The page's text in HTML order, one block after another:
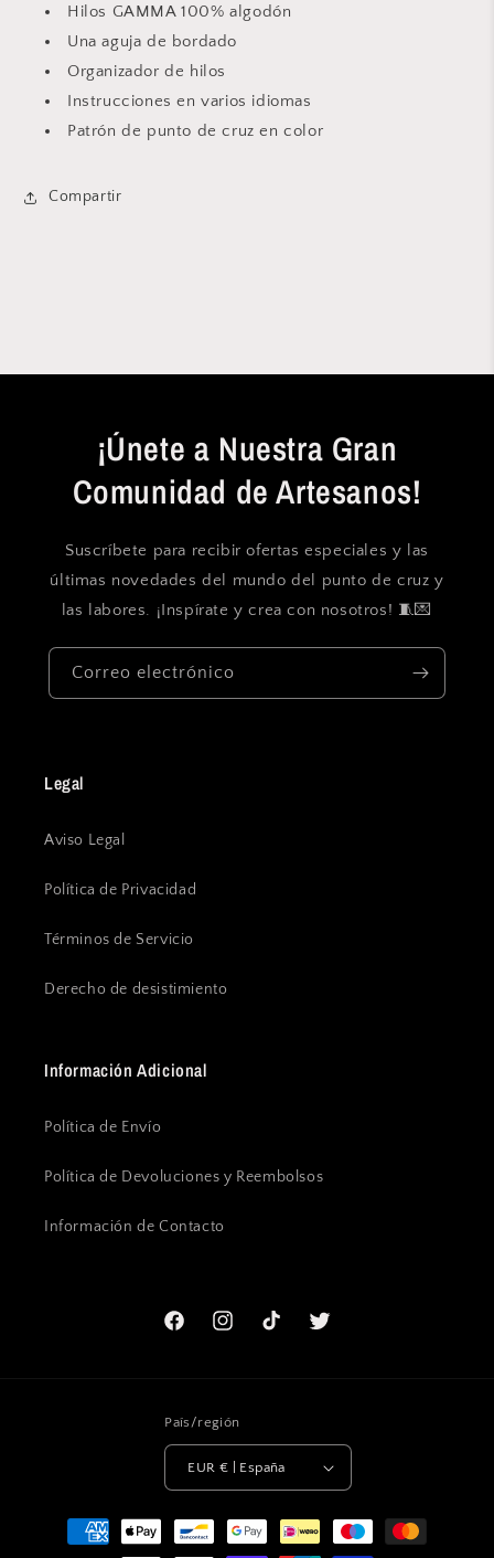
Hilos GAMMA 100% algodón
Una aguja de bordado
Organizador de hilos
Instrucciones en varios idiomas
Patrón de punto de cruz en color
Compartir
¡Únete a Nuestra Gran
Comunidad de Artesanos!
Suscríbete para recibir ofertas especiales y las
últimas novedades del mundo del punto de cruz y
las labores. ¡Inspírate y crea con nosotros! 🧵💌
Correo electrónico
Legal
Aviso Legal
Política de Privacidad
Términos de Servicio
Derecho de desistimiento
Información Adicional
Política de Envío
Política de Devoluciones y Reembolsos
Información de Contacto
FacebookInstagramTikTok Twitter
País/región
EUR € | España
Formas